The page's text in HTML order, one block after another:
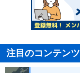
注目のコンテンツ